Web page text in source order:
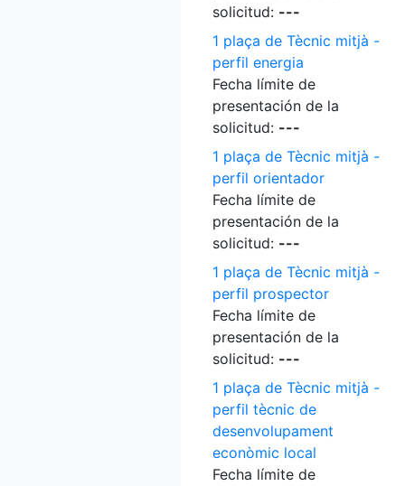
solicitud: ---
1 plaça de Tècnic mitjà -
perfil energia
Fecha límite de
presentación de la
solicitud: ---
1 plaça de Tècnic mitjà -
perfil orientador
Fecha límite de
presentación de la
solicitud: ---
1 plaça de Tècnic mitjà -
perfil prospector
Fecha límite de
presentación de la
solicitud: ---
1 plaça de Tècnic mitjà -
perfil tècnic de
desenvolupament
econòmic local
Fecha límite de